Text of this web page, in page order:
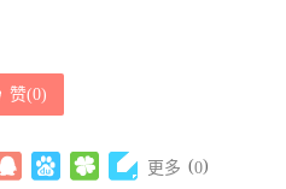
赞(0)
更多 (0)